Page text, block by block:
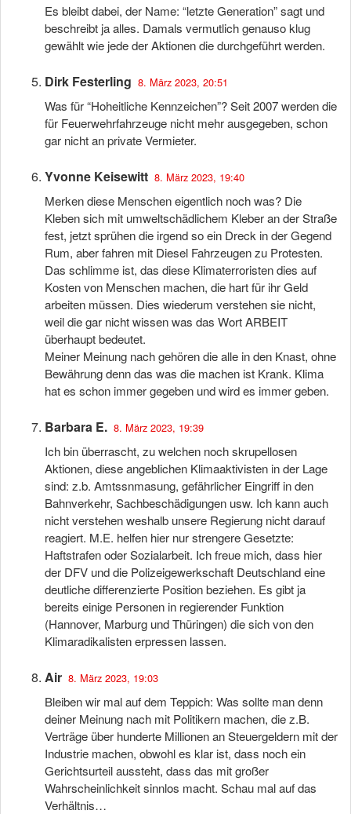
Es bleibt dabei, der Name: “letzte Generation” sagt und
beschreibt ja alles. Damals vermutlich genauso klug
gewählt wie jede der Aktionen die durchgeführt werden.
Dirk Festerling 8. März 2023, 20:51
Was für “Hoheitliche Kennzeichen”? Seit 2007 werden die
für Feuerwehrfahrzeuge nicht mehr ausgegeben, schon
gar nicht an private Vermieter.
Yvonne Keisewitt 8. März 2023, 19:40
Merken diese Menschen eigentlich noch was? Die
Kleben sich mit umweltschädlichem Kleber an der Straße
fest, jetzt sprühen die irgend so ein Dreck in der Gegend
Rum, aber fahren mit Diesel Fahrzeugen zu Protesten.
Das schlimme ist, das diese Klimaterroristen dies auf
Kosten von Menschen machen, die hart für ihr Geld
arbeiten müssen. Dies wiederum verstehen sie nicht,
weil die gar nicht wissen was das Wort ARBEIT
überhaupt bedeutet.
Meiner Meinung nach gehören die alle in den Knast, ohne
Bewährung denn das was die machen ist Krank. Klima
hat es schon immer gegeben und wird es immer geben.
Barbara E. 8. März 2023, 19:39
Ich bin überrascht, zu welchen noch skrupellosen
Aktionen, diese angeblichen Klimaaktivisten in der Lage
sind: z.b. Amtssnmasung, gefährlicher Eingriff in den
Bahnverkehr, Sachbeschädigungen usw. Ich kann auch
nicht verstehen weshalb unsere Regierung nicht darauf
reagiert. M.E. helfen hier nur strengere Gesetzte:
Haftstrafen oder Sozialarbeit. Ich freue mich, dass hier
der DFV und die Polizeigewerkschaft Deutschland eine
deutliche differenzierte Position beziehen. Es gibt ja
bereits einige Personen in regierender Funktion
(Hannover, Marburg und Thüringen) die sich von den
Klimaradikalisten erpressen lassen.
Air 8. März 2023, 19:03
Bleiben wir mal auf dem Teppich: Was sollte man denn
deiner Meinung nach mit Politikern machen, die z.B.
Verträge über hunderte Millionen an Steuergeldern mit der
Industrie machen, obwohl es klar ist, dass noch ein
Gerichtsurteil aussteht, dass das mit großer
Wahrscheinlichkeit sinnlos macht. Schau mal auf das
Verhältnis…